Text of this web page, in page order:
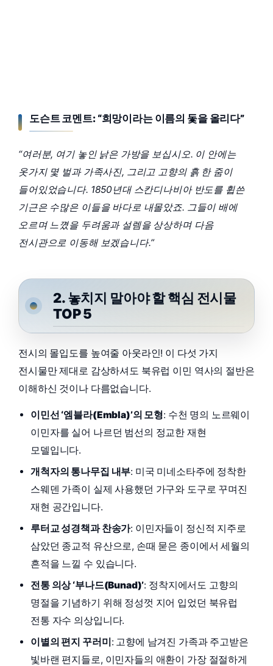
도슨트 코멘트: “희망이라는 이름의 돛을 올리다”
“여러분, 여기 놓인 낡은 가방을 보십시오. 이 안에는
옷가지 몇 벌과 가족사진, 그리고 고향의 흙 한 줌이
들어있었습니다. 1850년대 스칸디나비아 반도를 휩쓴
기근은 수많은 이들을 바다로 내몰았죠. 그들이 배에
오르며 느꼈을 두려움과 설렘을 상상하며 다음
전시관으로 이동해 보겠습니다.”
2. 놓치지 말아야 할 핵심 전시물
TOP 5
전시의 몰입도를 높여줄 아웃라인! 이 다섯 가지
전시물만 제대로 감상하셔도 북유럽 이민 역사의 절반은
이해하신 것이나 다름없습니다.
이민선 ‘엠블라(Embla)’의 모형: 수천 명의 노르웨이
이민자를 실어 나르던 범선의 정교한 재현
모델입니다.
개척자의 통나무집 내부: 미국 미네소타주에 정착한
스웨덴 가족이 실제 사용했던 가구와 도구로 꾸며진
재현 공간입니다.
루터교 성경책과 찬송가: 이민자들이 정신적 지주로
삼았던 종교적 유산으로, 손때 묻은 종이에서 세월의
흔적을 느낄 수 있습니다.
전통 의상 ‘부나드(Bunad)’: 정착지에서도 고향의
명절을 기념하기 위해 정성껏 지어 입었던 북유럽
전통 자수 의상입니다.
이별의 편지 꾸러미: 고향에 남겨진 가족과 주고받은
빛바랜 편지들로, 이민자들의 애환이 가장 절절하게